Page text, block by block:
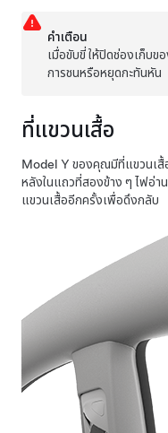
คำเตือน
เมื่อขับขี่ ให้ปิดช่องเก็บข
การชนหรือหยุดกะทันหัน
ที่แขวนเสื้อ
Model Y ของคุณมีที่แขวนเสื้
หลังในแถวที่สองข้าง ๆ ไฟอ่า
แขวนเสื้ออีกครั้งเพื่อดึงกลับ